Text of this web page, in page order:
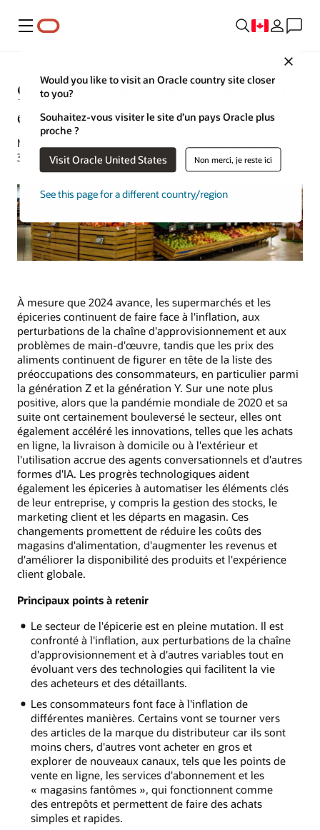
Menu
Would you like to visit an Oracle country site closer
to you?
Souhaitez-vous visiter le site d’un pays Oracle plus
proche ?
Visit Oracle United States Non merci, je reste ici
See this page for a different country/region
9 tendances de l'épicerie de détail
en 2024
Mark Jackley | Responsable de la stratégie de contenus |
31 mai 2024
À mesure que 2024 avance, les supermarchés et les
épiceries continuent de faire face à l'inflation, aux
perturbations de la chaîne d'approvisionnement et aux
problèmes de main-d'œuvre, tandis que les prix des
aliments continuent de figurer en tête de la liste des
préoccupations des consommateurs, en particulier parmi
la génération Z et la génération Y. Sur une note plus
positive, alors que la pandémie mondiale de 2020 et sa
suite ont certainement bouleversé le secteur, elles ont
également accéléré les innovations, telles que les achats
en ligne, la livraison à domicile ou à l'extérieur et
l'utilisation accrue des agents conversationnels et d'autres
formes d'IA. Les progrès technologiques aident
également les épiceries à automatiser les éléments clés
de leur entreprise, y compris la gestion des stocks, le
marketing client et les départs en magasin. Ces
changements promettent de réduire les coûts des
magasins d'alimentation, d'augmenter les revenus et
d'améliorer la disponibilité des produits et l'expérience
client globale.
Principaux points à retenir
Le secteur de l'épicerie est en pleine mutation. Il est
confronté à l'inflation, aux perturbations de la chaîne
d'approvisionnement et à d'autres variables tout en
évoluant vers des technologies qui facilitent la vie
des acheteurs et des détaillants.
Les consommateurs font face à l'inflation de
différentes manières. Certains vont se tourner vers
des articles de la marque du distributeur car ils sont
moins chers, d'autres vont acheter en gros et
explorer de nouveaux canaux, tels que les points de
vente en ligne, les services d'abonnement et les
« magasins fantômes », qui fonctionnent comme
des entrepôts et permettent de faire des achats
simples et rapides.